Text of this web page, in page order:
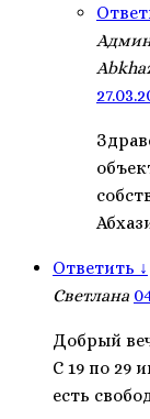
Ответить ↓
Светлана
Добрый
С 19 по 29
есть